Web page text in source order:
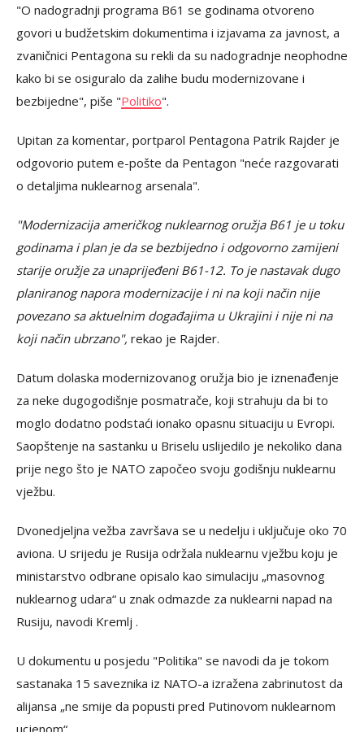
"O nadogradnji programa B61 se godinama otvoreno
govori u budžetskim dokumentima i izjavama za javnost, a
zvaničnici Pentagona su rekli da su nadogradnje neophodne
kako bi se osiguralo da zalihe budu modernizovane i
bezbijedne", piše "Politiko".
Upitan za komentar, portparol Pentagona Patrik Rajder je
odgovorio putem e-pošte da Pentagon "neće razgovarati
o detaljima nuklearnog arsenala".
"Modernizacija američkog nuklearnog oružja B61 je u toku
godinama i plan je da se bezbijedno i odgovorno zamijeni
starije oružje za unaprijeđeni B61-12. To je nastavak dugo
planiranog napora modernizacije i ni na koji način nije
povezano sa aktuelnim događajima u Ukrajini i nije ni na
koji način ubrzano", rekao je Rajder.
Datum dolaska modernizovanog oružja bio je iznenađenje
za neke dugogodišnje posmatrače, koji strahuju da bi to
moglo dodatno podstaći ionako opasnu situaciju u Evropi.
Saopštenje na sastanku u Briselu uslijedilo je nekoliko dana
prije nego što je NATO započeo svoju godišnju nuklearnu
vježbu.
Dvonedjeljna vežba završava se u nedelju i uključuje oko 70
aviona. U srijedu je Rusija održala nuklearnu vježbu koju je
ministarstvo odbrane opisalo kao simulaciju „masovnog
nuklearnog udara“ u znak odmazde za nuklearni napad na
Rusiju, navodi Kremlj .
U dokumentu u posjedu "Politika" se navodi da je tokom
sastanaka 15 saveznika iz NATO-a izražena zabrinutost da
alijansa „ne smije da popusti pred Putinovom nuklearnom
ucjenom“.